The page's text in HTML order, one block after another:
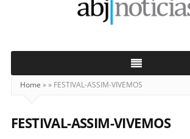
Notícias
Home »» FESTIVAL-ASSIM-VIVEMOS
FESTIVAL-ASSIM-VIVEMOS